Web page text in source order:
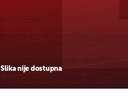
Slika nije dostupna